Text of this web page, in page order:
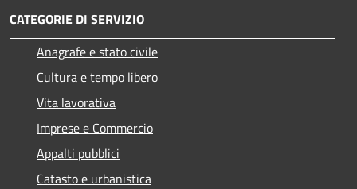
CATEGORIE DI SERVIZIO
Anagrafe e stato civile
Cultura e tempo libero
Vita lavorativa
Imprese e Commercio
Appalti pubblici
Catasto e urbanistica